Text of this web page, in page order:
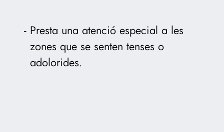
Presta una atenció especial a les
zones que se senten tenses o
adolorides.